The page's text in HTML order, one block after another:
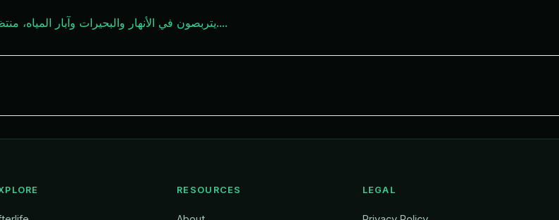
يتربصون في الأنهار والبحيرات وآبار المياه، منتظرين لجر السباحين إلى الأسفل - أشباح الماء المخيفة في الفولكلور الصيني....
RESOURCES LEGAL